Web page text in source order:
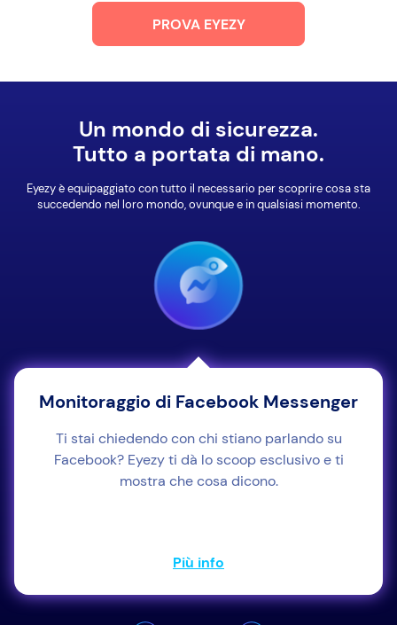
PROVA EYEZY
Un mondo di sicurezza.
Tutto a portata di mano.
Eyezy è equipaggiato con tutto il necessario per scoprire cosa sta
succedendo nel loro mondo, ovunque e in qualsiasi momento.
Monitoraggio di Facebook Messenger
Ti stai chiedendo con chi stiano parlando su
Facebook? Eyezy ti dà lo scoop esclusivo e ti
mostra che cosa dicono.
Più info